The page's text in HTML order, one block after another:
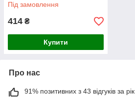
Під замовлення
414 ₴
Купити
Про нас
91% позитивних з 43 відгуків за рік